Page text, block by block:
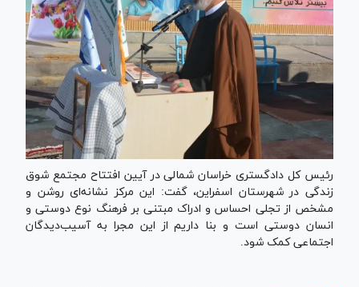
رئیس کل دادگستری خراسان شمالی در آیین افتتاح مجتمع شوق
زندگی در شهرستان اسفراین، گفت: این مرکز نشانه‌ای روشن و
مشخص از تجلی احساس و ادراک مبتنی بر فرهنگ نوع دوستی و
انسان دوستی است و بنا داریم از این مجرا به آسیب‌دیدگان
اجتماعی کمک شود.